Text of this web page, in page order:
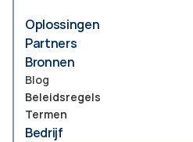
Oplossingen
Partners
Bronnen
Blog
Beleidsregels
Termen
Bedrijf